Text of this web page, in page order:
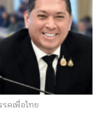
คเพื่อไทย